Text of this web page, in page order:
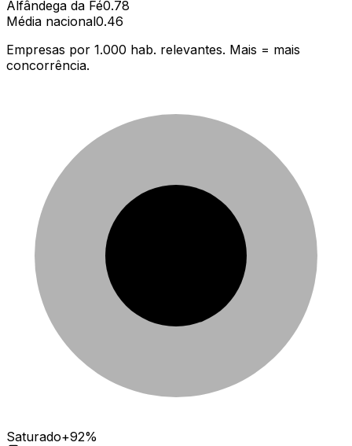
Alfândega da Fé0.78
Média nacional0.46
Empresas por 1.000 hab. relevantes. Mais = mais
concorrência.
Saturado+92%